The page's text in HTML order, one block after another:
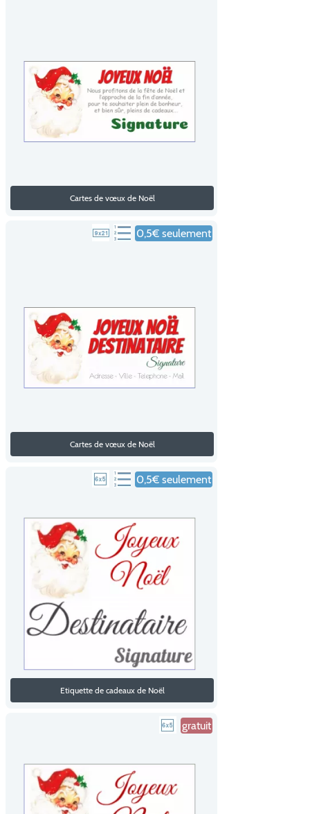
Cartes de vœux de Noël
0,5€ seulement
Cartes de vœux de Noël
0,5€ seulement
Etiquette de cadeaux de Noël
gratuit